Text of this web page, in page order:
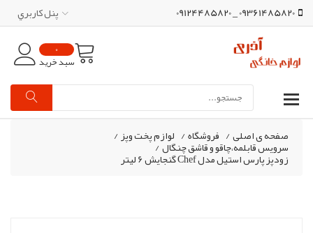
09361485820 _ 09124485820 پنل کاربري
0
سبد خرید
صفحه ی اصلی/ فروشگاه/ لوازم پخت وپز/
سرویس قابلمه،چاقو و قاشق چنگال/
زودپز پارس استیل مدل Chef گنجایش 6 لیتر